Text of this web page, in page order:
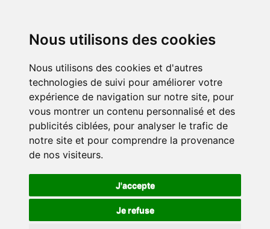
Nous utilisons des cookies
Nous utilisons des cookies et d'autres
technologies de suivi pour améliorer votre
expérience de navigation sur notre site, pour
vous montrer un contenu personnalisé et des
publicités ciblées, pour analyser le trafic de
notre site et pour comprendre la provenance
de nos visiteurs.
J'accepte
Je refuse